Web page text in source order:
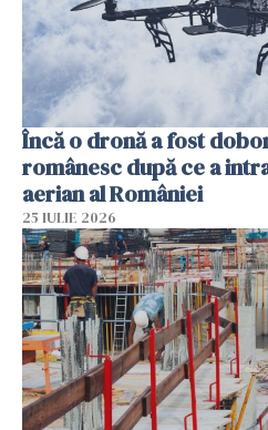
Încă o dronă a fost
românesc după ce a
aerian al României
25 IULIE 2026